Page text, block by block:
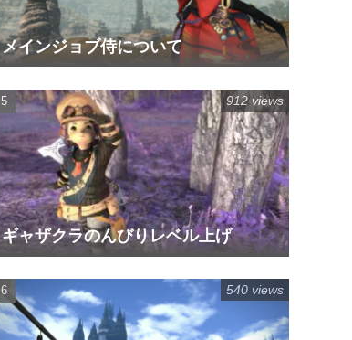
メインジョブ侍について
ギャザクラのんびりレベル上げ
912 views
540 views